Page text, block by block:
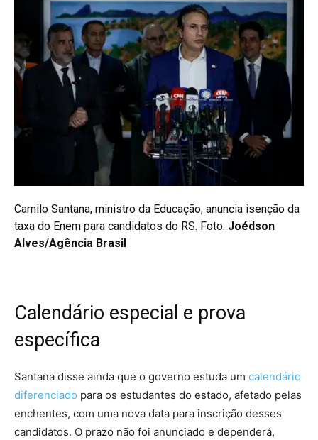
Camilo Santana, ministro da Educação, anuncia isenção da
taxa do Enem para candidatos do RS. Foto: Joédson
Alves/Agência Brasil
Calendário especial e prova
específica
Santana disse ainda que o governo estuda um calendário
diferenciado para os estudantes do estado, afetado pelas
enchentes, com uma nova data para inscrição desses
candidatos. O prazo não foi anunciado e dependerá,